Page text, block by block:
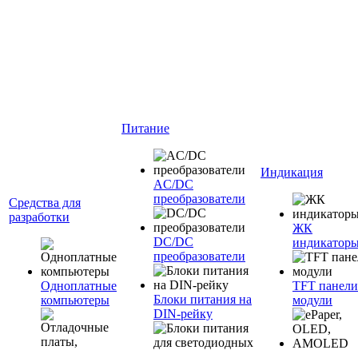
Средства для
разработки
Одноплатные
компьютеры
Питание
AC/DC
преобразователи
DC/DC
преобразователи
Блоки питания на
DIN-рейку
Индикация
ЖК
TFT
модули